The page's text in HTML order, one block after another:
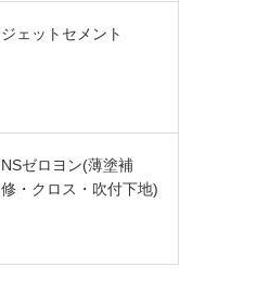
ジェットセメント
NSゼロヨン(薄塗補
修・クロス・吹付下地)